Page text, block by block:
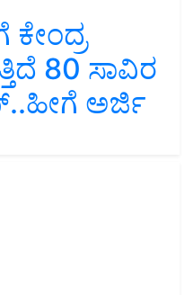
ಕೇಂದ್ರ
80 ಸಾವಿರ
ಅರ್ಜಿ